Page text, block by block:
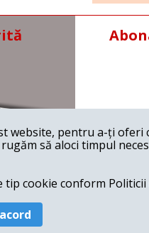
pentru a-ți
să aloci timpul
cookie conform